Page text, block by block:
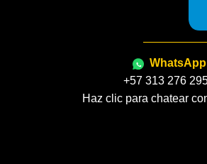
WhatsApp
+57 313 276
Haz clic para chatear